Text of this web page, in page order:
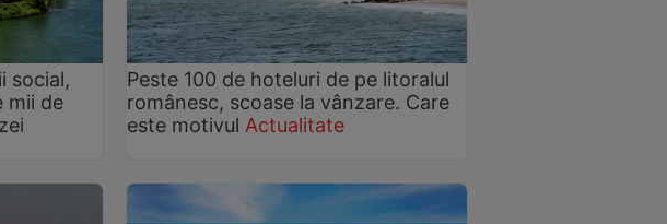
social,
mii de
Peste 100 de hoteluri de pe litoralul
românesc, scoase la vânzare. Care
este motivul Actualitate